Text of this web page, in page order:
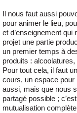
Il nous faut aussi
pour animer le lieu,
et d’enseignement
projet une partie
un premier temps à
produits :
Pour tout cela, il faut
cours, un espace pour
aussi, mais que nous
partagé possible ;
mutualisation